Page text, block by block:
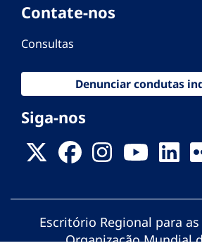
Contate-nos
Consultas
Denunciar condutas
Siga-nos
Escritório Regional para
Organização Mundial